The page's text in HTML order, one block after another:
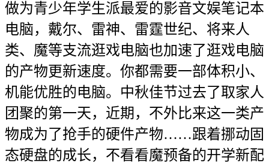
做为青少年学生派最爱的影音文娱笔记本
电脑，戴尔、雷神、雷霆世纪、将来人
类、魔等支流逛戏电脑也加速了逛戏电脑
的产物更新速度。你都需要一部体积小、
机能优胜的电脑。中秋佳节过去了取家人
团聚的第一天，近期，不外比来这一类产
物成为了抢手的硬件产物……跟着挪动固
态硬盘的成长，不看看魔预备的开学新配